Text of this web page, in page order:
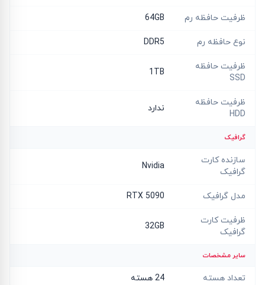
ظرفیت حافظه رم 64GB
نوع حافظه رم DDR5
ظرفیت حافظه
SSD
1TB
ظرفیت حافظه
HDD
ندارد
گرافیک
سازنده کارت
گرافیک
Nvidia
مدل گرافیک RTX 5090
ظرفیت کارت
گرافیک
32GB
سایر مشخصات
تعداد هسته 24 هسته